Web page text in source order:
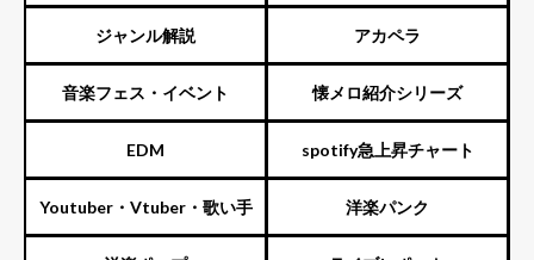
ジャンル解説 アカペラ
音楽フェス・イベント 懐メロ紹介シリーズ
EDM spotify急上昇チャート
Youtuber・Vtuber・歌い手 洋楽パンク